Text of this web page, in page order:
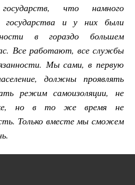
что намного
государства и у них были
в гораздо большем
Все работают, все службы
Мы сами, в первую
должны проявлять
режим самоизоляции, не
но в то же время не
Только вместе мы сможем